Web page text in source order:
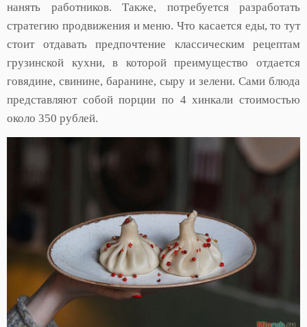
нанять работников. Также, потребуется разработать
стратегию продвижения и меню. Что касается еды, то тут
стоит отдавать предпочтение классическим рецептам
грузинской кухни, в которой преимущество отдается
говядине, свинине, баранине, сыру и зелени. Сами блюда
представляют собой порции по 4 хинкали стоимостью
около 350 рублей.